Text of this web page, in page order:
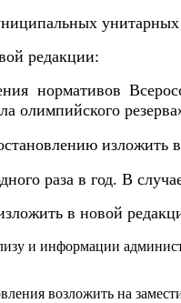
редакции:
нормативов
олимпийского
изложить
раза в год. В
в новой
и информации
возложить на